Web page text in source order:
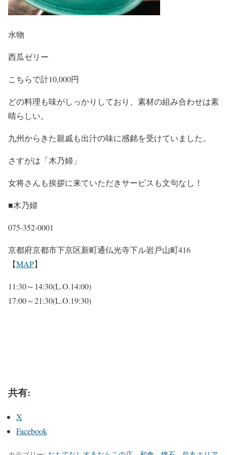
水物
西瓜ゼリー
こちらで計10,000円
どの料理も味がしっかりしており、素材の組み合わせは素
晴らしい。
九州からきた親戚も出汁の味に感銘を受けていました。
さすがは「木乃婦」
女将さんも挨拶に来ていただきサービスも文句なし！
■木乃婦
075-352-0001
京都府京都市下京区新町通仏光寺下ル岩戸山町416
【MAP】
11:30～14:30(L.O.14:00)
17:00～21:30(L.O.19:30)
共有:
X
Facebook